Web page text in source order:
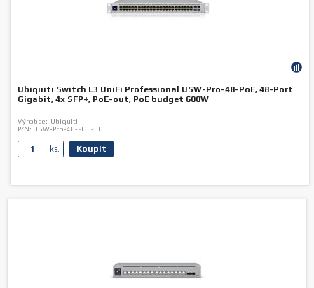
Ubiquiti Switch L3 UniFi Professional USW-Pro-48-PoE, 48-Port
Gigabit, 4x SFP+, PoE-out, PoE budget 600W
Výrobce: Ubiquiti
P/N: USW-Pro-48-POE-EU
ks. Koupit